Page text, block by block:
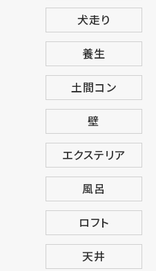
犬走り
養生
土間コン
壁
エクステリア
風呂
ロフト
天井